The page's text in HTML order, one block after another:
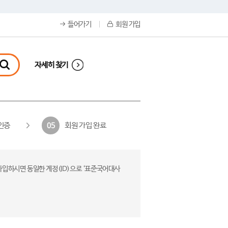
들어가기 회원 가입
자세히 찾기
증 05 회원 가입 완료
하시면 동일한 계정(ID)으로 ‘표준국어대사